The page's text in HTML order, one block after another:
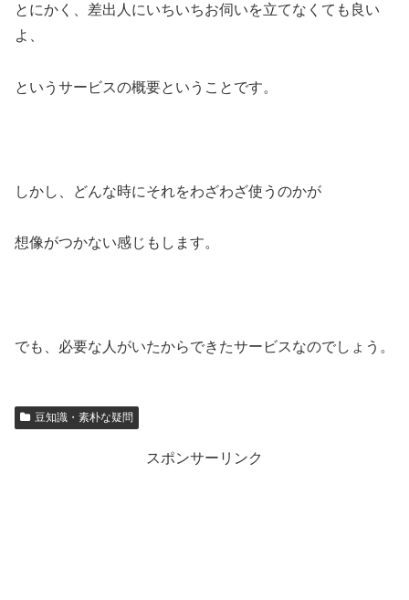
とにかく、差出人にいちいちお伺いを立てなくても良い
よ、
というサービスの概要ということです。
しかし、どんな時にそれをわざわざ使うのかが
想像がつかない感じもします。
でも、必要な人がいたからできたサービスなのでしょう。
豆知識・素朴な疑問
スポンサーリンク